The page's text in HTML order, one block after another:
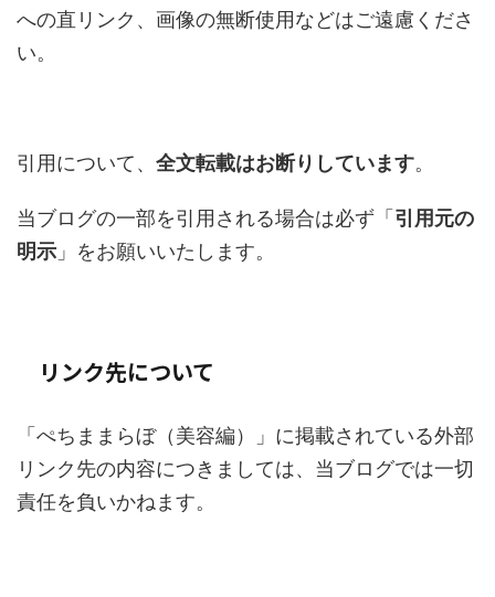
への直リンク、画像の無断使用などはご遠慮くださ
い。
引用について、 全文転載はお断りしています。
当ブログの一部を引用される場合は必ず「 引用元の
明示 」をお願いいたします。
リンク先について
「ぺちままらぼ（美容編）」に掲載されている外部
リンク先の内容につきましては、当ブログでは一切
責任を負いかねます。